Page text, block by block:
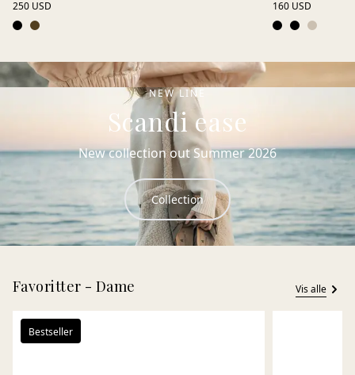
250 USD
160 USD
NEW LINE
Scandi ease
New collection out Summer 2026
Collection
Favoritter - Dame Vis alle
Bestseller